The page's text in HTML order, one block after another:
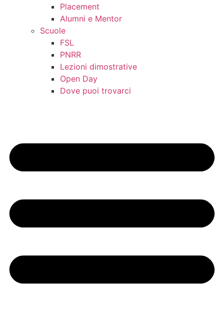
Placement
Alumni e Mentor
Scuole
FSL
PNRR
Lezioni dimostrative
Open Day
Dove puoi trovarci